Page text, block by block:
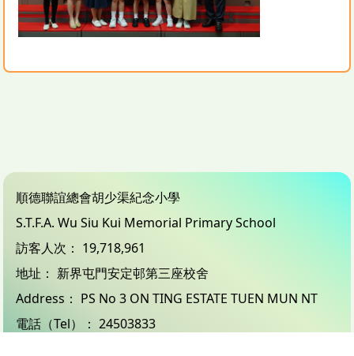
順德聯誼總會胡少渠紀念小學
S.T.F.A. Wu Siu Kui Memorial Primary School
訪客人次： 19,718,961
地址： 新界屯門安定邨第三座校舍
Address： PS No 3 ON TING ESTATE TUEN MUN NT
電話（Tel）： 24503833